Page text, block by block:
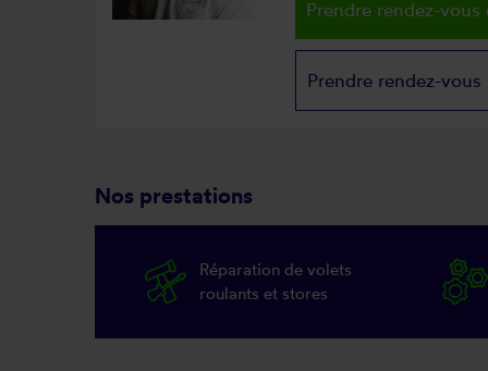
Prendre rendez-vous
Prendre rendez-vous
Nos prestations
Réparation de volets
roulants et stores